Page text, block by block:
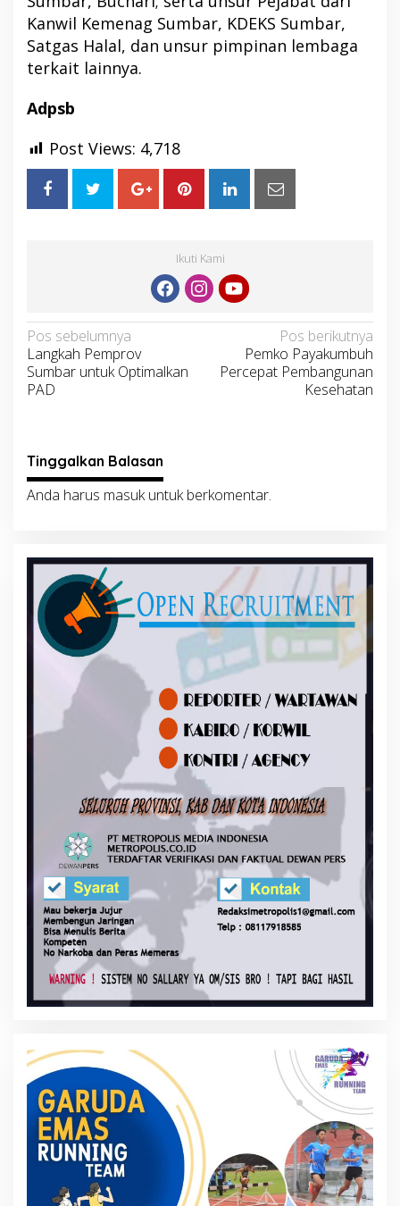
Kanwil Kemenag Sumbar, KDEKS Sumbar,
Satgas Halal, dan unsur pimpinan lembaga
terkait lainnya.
Adpsb
Post Views: 4,718
Ikuti Kami
Navigasi
pos
Pos sebelumnya
Langkah Pemprov
Sumbar untuk Optimalkan
PAD
Pos berikutnya
Pemko Payakumbuh
Percepat Pembangunan
Kesehatan
Tinggalkan Balasan
Anda harus masukuntuk berkomentar.